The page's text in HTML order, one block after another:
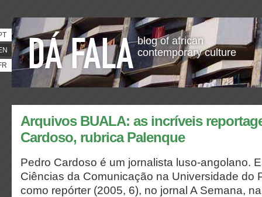
blog of african
contemporary culture
Arquivos BUALA: as incríveis
Cardoso, rubrica Palenque
Pedro Cardoso é um jornalista luso-angolano.
Ciências da Comunicação na Universidade do
como repórter (2005, 6), no jornal A Semana,